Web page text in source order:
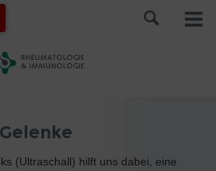
(Ultraschall) hilft uns dabei, eine